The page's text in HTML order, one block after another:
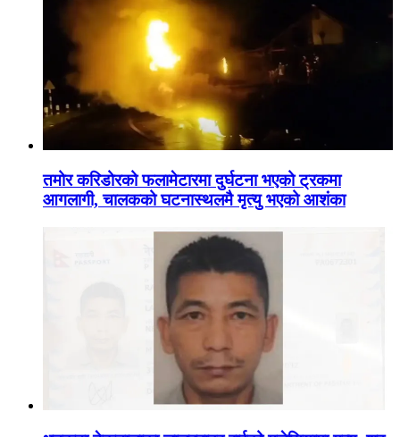
तमोर करिडोरको फलामेटारमा दुर्घटना भएको ट्रकमा
आगलागी, चालकको घटनास्थलमै मृत्यु भएको आशंका